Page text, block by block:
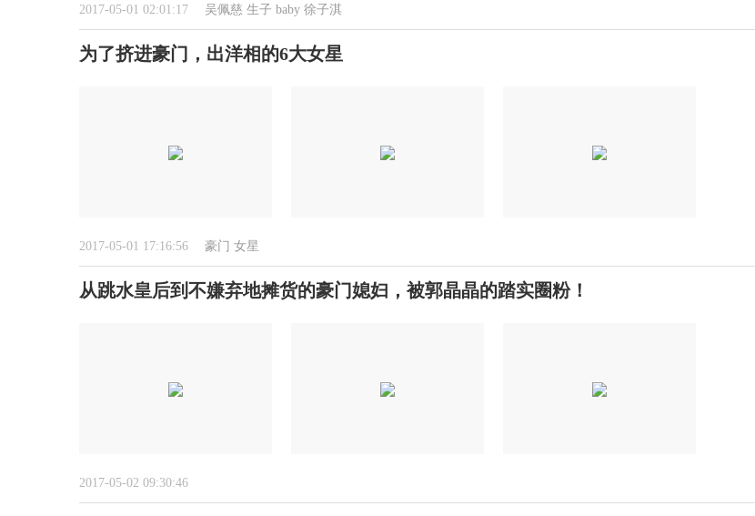
2017-05-01 02:01:17 吴佩慈 生子 baby 徐子淇
为了挤进豪门，出洋相的6大女星
2017-05-01 17:16:56 豪门 女星
从跳水皇后到不嫌弃地摊货的豪门媳妇，被郭晶晶的踏实圈粉！
2017-05-02 09:30:46